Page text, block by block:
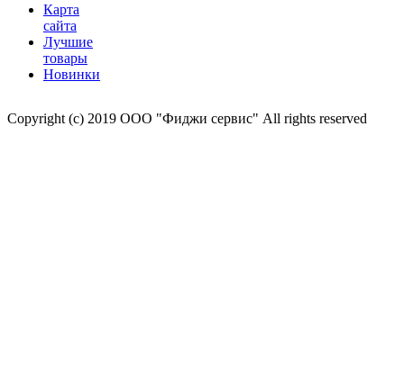
Карта
сайта
Лучшие
товары
Новинки
Copyright (c) 2019 ООО "Фиджи сервис" All rights reserved